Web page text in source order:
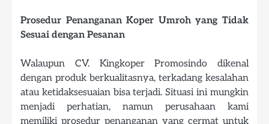
Prosedur Penanganan Koper Umroh yang Tidak
Sesuai dengan Pesanan
Walaupun CV. Kingkoper Promosindo dikenal
dengan produk berkualitasnya, terkadang kesalahan
atau ketidaksesuaian bisa terjadi. Situasi ini mungkin
menjadi perhatian, namun perusahaan kami
memiliki prosedur penanganan yang cermat untuk